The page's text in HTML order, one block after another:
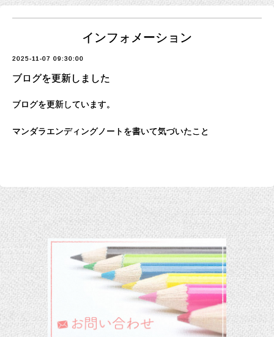
インフォメーション
2025-11-07 09:30:00
ブログを更新しました
ブログを更新しています。
マンダラエンディングノートを書いて気づいたこと